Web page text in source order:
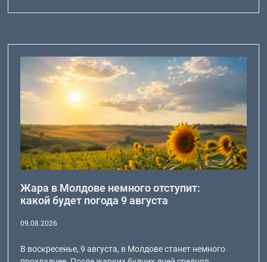
Жара в Молдове немного отступит:
какой будет погода 9 августа
09.08.2026
В воскресенье, 9 августа, в Молдове станет немного